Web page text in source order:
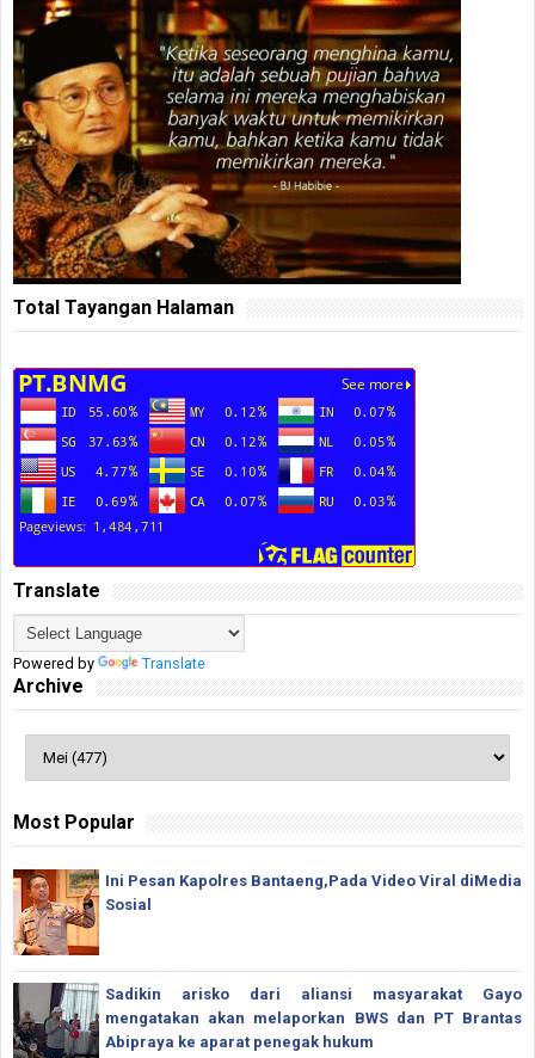
Total Tayangan Halaman
Translate
Powered by Translate
Archive
Most Popular
Ini Pesan Kapolres Bantaeng,Pada Video Viral diMedia
Sosial
Sadikin arisko dari aliansi masyarakat Gayo
mengatakan akan melaporkan BWS dan PT Brantas
Abipraya ke aparat penegak hukum